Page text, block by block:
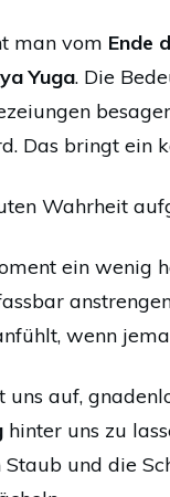
man vom Ende
Yuga. Die
Das bringt ein
Wahrheit
ein wenig
wenn
auf,
hinter uns zu
und die